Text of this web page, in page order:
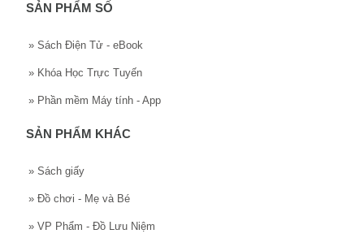
SẢN PHẨM SỐ
» Sách Điện Tử - eBook
» Khóa Học Trực Tuyến
» Phần mềm Máy tính - App
SẢN PHẨM KHÁC
» Sách giấy
» Đồ chơi - Mẹ và Bé
» VP Phẩm - Đồ Lưu Niệm